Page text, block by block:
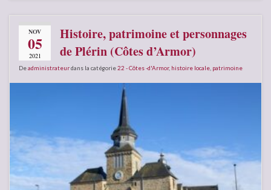
NOV
05
2021
Histoire, patrimoine et personnages
de Plérin (Côtes d’Armor)
Deadministrateurdans la catégorie22 - Côtes -d'Armor, histoire locale patrimoine